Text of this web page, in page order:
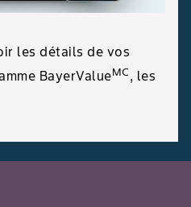
les détails de vos
BayerValueMC, les